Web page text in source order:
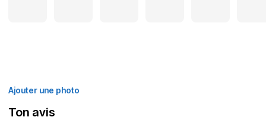
Ajouter une photo
Ton avis